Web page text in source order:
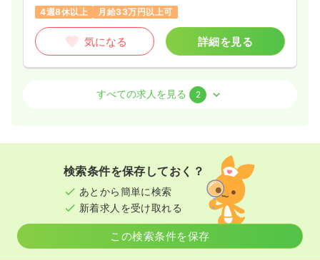
時間 8:30～17:30（休憩60分）
4週8休以上
ブランク可
第二新卒可
月給33万円以上可
気になる 詳細を見る
一時募集休止
27.8万円 /月 賞与80.1万円
※経験5年の例
8:30～17:30
ブランク可
第二新卒可
月給29万円以上可
4週8休以上
月給33万円以上可
気になる 詳細を見る
8:30～17:30 （休憩60分）
4週8休以上
月給29万円以上可
気になる 詳細を見る
すべての求人を見る 2
検索条件を保存しておく？
あとから簡単に検索
新着求人を受け取れる
この検索条件を保存